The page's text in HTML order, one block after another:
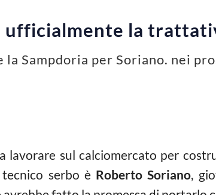
ufficialmente la
Sampdoria per Soriano. nei
lavorare sul calciomercato per
serbo è Roberto Soriano,